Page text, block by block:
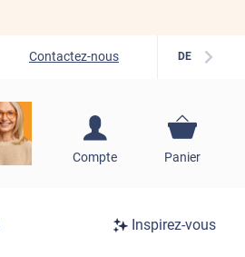
Contactez-nous DE
Compte
S'inscrire / Se
Panier
Inspirez-vous